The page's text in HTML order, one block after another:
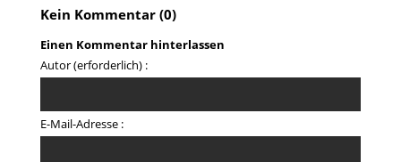
Kein Kommentar (0)
Einen Kommentar hinterlassen
Autor (erforderlich) :
E-Mail-Adresse :